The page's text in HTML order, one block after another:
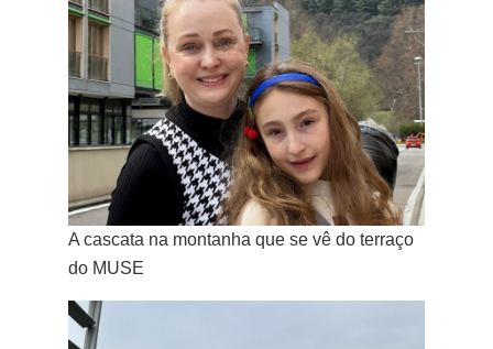
A cascata na montanha que se vê do terraço
do MUSE